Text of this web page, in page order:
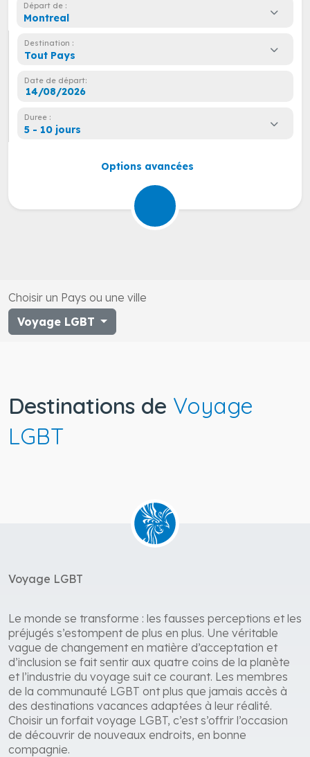
Départ de :
Montreal
Destination :
Tout Pays
Date de départ:
Duree :
5 - 10 jours
Options avancées
Choisir un Pays ou une ville
Voyage LGBT
Destinations de Voyage
LGBT
Voyage LGBT
Le monde se transforme : les fausses perceptions et les
préjugés s’estompent de plus en plus. Une véritable
vague de changement en matière d’acceptation et
d’inclusion se fait sentir aux quatre coins de la planète
et l’industrie du voyage suit ce courant. Les membres
de la communauté LGBT ont plus que jamais accès à
des destinations vacances adaptées à leur réalité.
Choisir un forfait voyage LGBT, c’est s’offrir l’occasion
de découvrir de nouveaux endroits, en bonne
compagnie.